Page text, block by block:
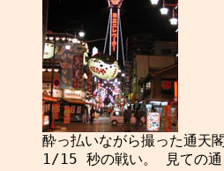
1/15 秒の戦い。 見ての通